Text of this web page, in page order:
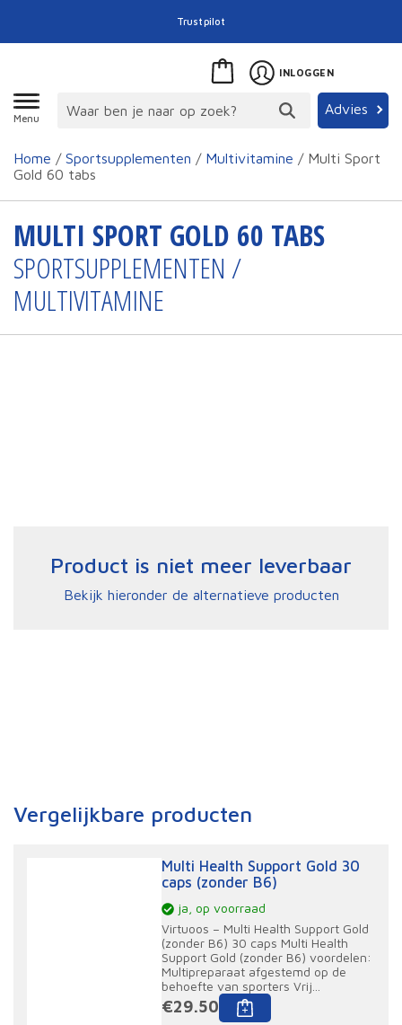
Trustpilot
Menu
Advies
INLOGGEN
Home / Sportsupplementen / Multivitamine / Multi Sport
Gold 60 tabs
MULTI SPORT GOLD 60 TABS
SPORTSUPPLEMENTEN /
MULTIVITAMINE
Vergelijkbare producten
Product is niet meer leverbaar
Bekijk hieronder de alternatieve producten
Multi Health Support Gold 30
caps (zonder B6)
ja, op voorraad
€29.50
Virtuoos – Multi Health Support Gold
(zonder B6) 30 caps Multi Health
Support Gold (zonder B6) voordelen:
Multipreparaat afgestemd op de
behoefte van sporters Vrij...